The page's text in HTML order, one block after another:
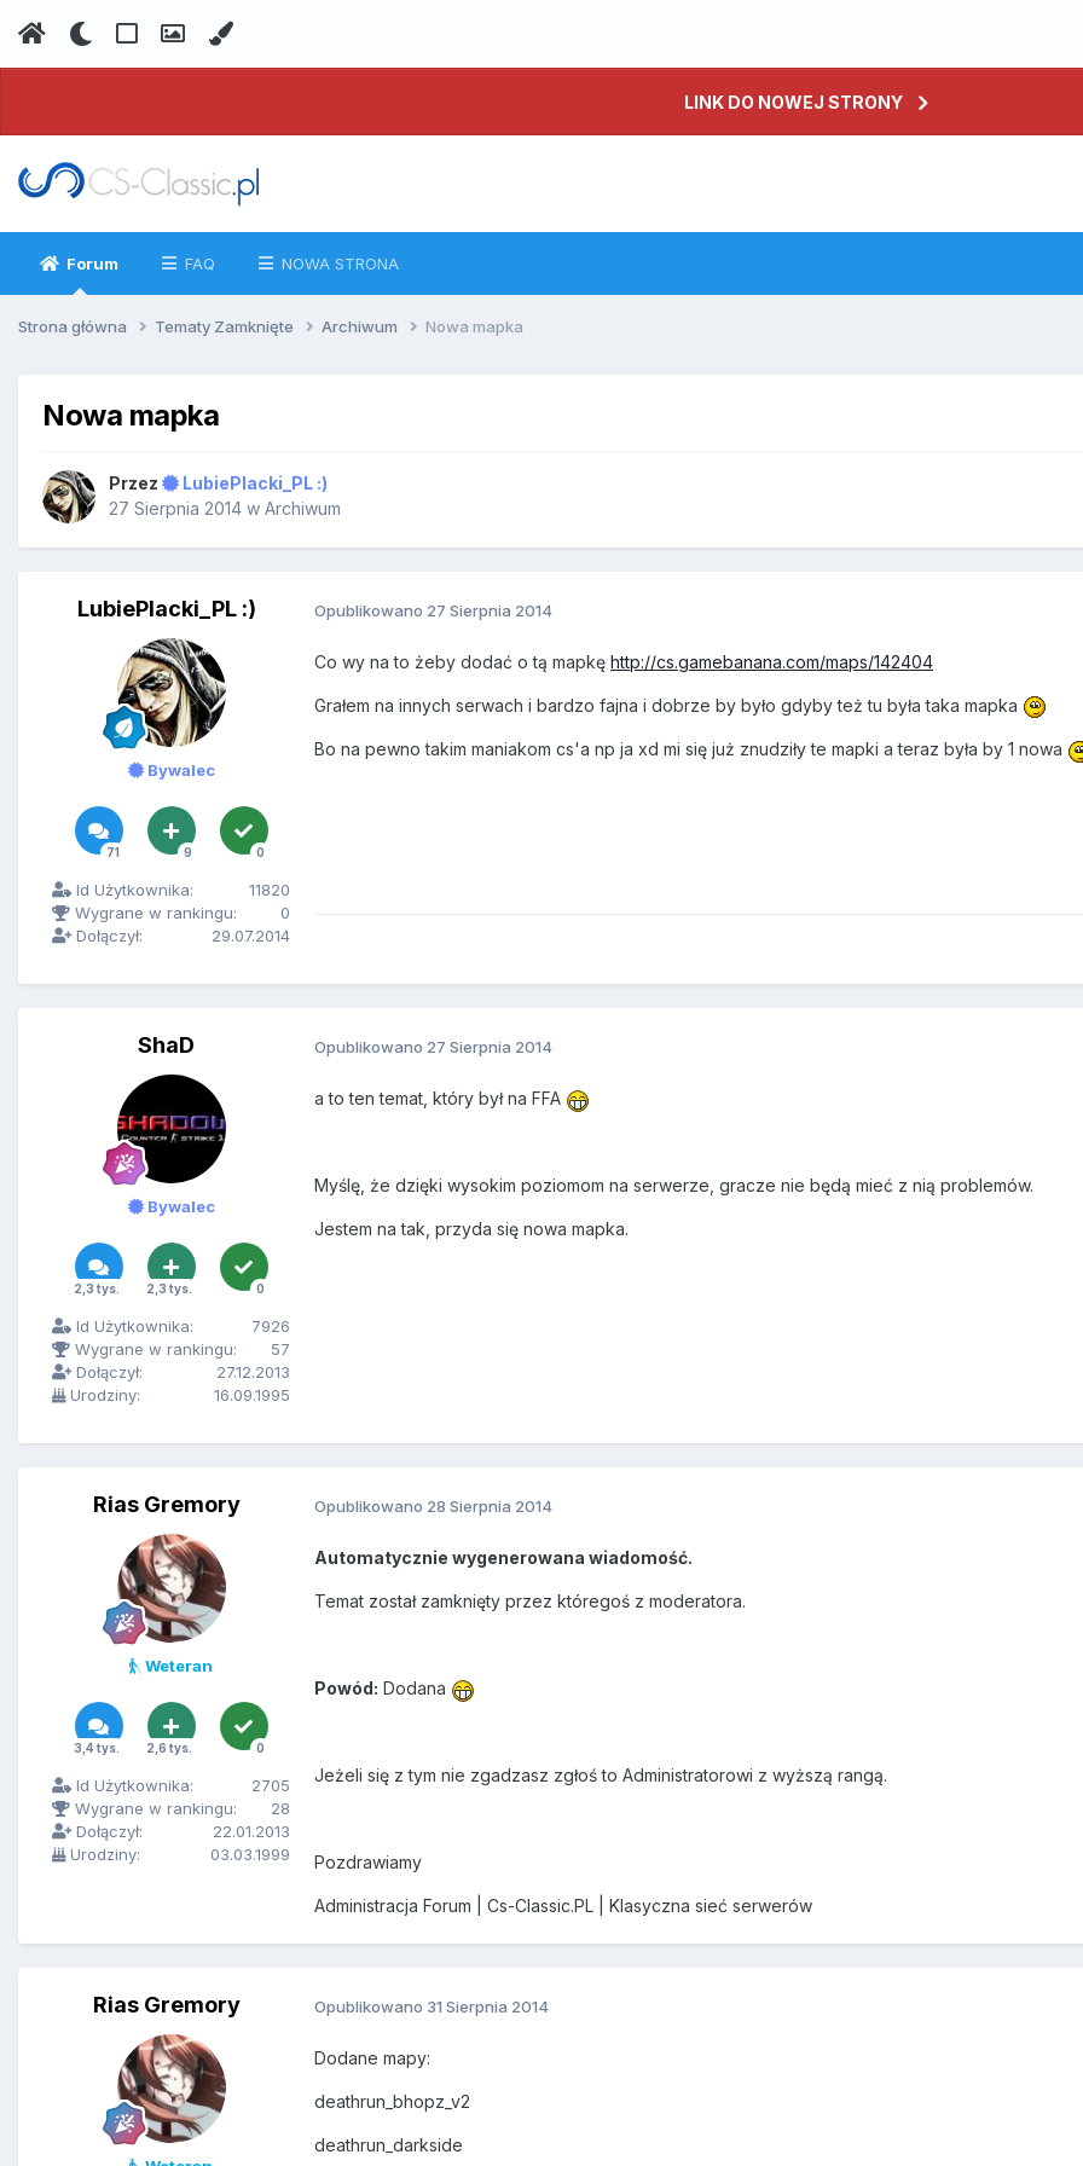
LINK DO NOWEJ STRONY
Forum FAQ NOWA STRONA
Strona główna Tematy Zamknięte Archiwum Nowa mapka
Nowa mapka
Przez
LubiePlacki_PL :)
27 Sierpnia 2014 w Archiwum
LubiePlacki_PL :)
Bywalec
71 9 0
Id Użytkownika:
11820
Wygrane w rankingu:
0
Dołączył:
29.07.2014
Opublikowano 27 Sierpnia 2014
Co wy na to żeby dodać o tą mapkę http://cs.gamebanana.com/maps/142404
Grałem na innych serwach i bardzo fajna i dobrze by było gdyby też tu była taka mapka
Bo na pewno takim maniakom cs'a np ja xd mi się już znudziły te mapki a teraz była by 1 nowa
ShaD
Bywalec
2,3 tys. 2,3 tys. 0
Id Użytkownika:
7926
Wygrane w rankingu:
57
Dołączył:
27.12.2013
Urodziny:
16.09.1995
Opublikowano 27 Sierpnia 2014
a to ten temat, który był na FFA
Myślę, że dzięki wysokim poziomom na serwerze, gracze nie będą mieć z nią problemów.
Jestem na tak, przyda się nowa mapka.
Rias Gremory
Weteran
3,4 tys. 2,6 tys. 0
Id Użytkownika:
2705
Wygrane w rankingu:
28
Dołączył:
22.01.2013
Urodziny:
03.03.1999
Opublikowano 28 Sierpnia 2014
Automatycznie wygenerowana wiadomość.
Temat został zamknięty przez któregoś z moderatora.
Powód: Dodana
Jeżeli się z tym nie zgadzasz zgłoś to Administratorowi z wyższą rangą.
Pozdrawiamy
Administracja Forum | Cs-Classic.PL | Klasyczna sieć serwerów
Rias Gremory Opublikowano 31 Sierpnia 2014
Dodane mapy:
deathrun_bhopz_v2
deathrun_darkside